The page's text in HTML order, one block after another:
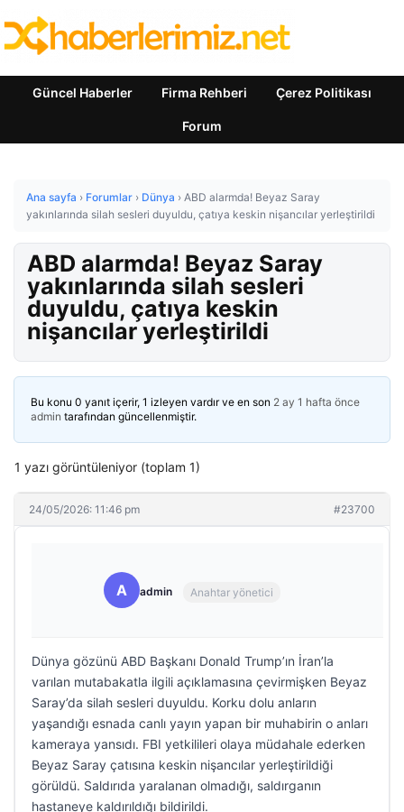
Güncel Haberler Firma Rehberi Çerez Politikası
Forum
Ana sayfa › Forumlar › Dünya › ABD alarmda! Beyaz Saray
yakınlarında silah sesleri duyuldu, çatıya keskin nişancılar yerleştirildi
ABD alarmda! Beyaz Saray
yakınlarında silah sesleri
duyuldu, çatıya keskin
nişancılar yerleştirildi
Bu konu 0 yanıt içerir, 1 izleyen vardır ve en son 2 ay 1 hafta önce
admin tarafından güncellenmiştir.
1 yazı görüntüleniyor (toplam 1)
24/05/2026: 11:46 pm #23700
A admin Anahtar yönetici
Dünya gözünü ABD Başkanı Donald Trump’ın İran’la
varılan mutabakatla ilgili açıklamasına çevirmişken Beyaz
Saray’da silah sesleri duyuldu. Korku dolu anların
yaşandığı esnada canlı yayın yapan bir muhabirin o anları
kameraya yansıdı. FBI yetkilileri olaya müdahale ederken
Beyaz Saray çatısına keskin nişancılar yerleştirildiği
görüldü. Saldırıda yaralanan olmadığı, saldırganın
hastaneye kaldırıldığı bildirildi.